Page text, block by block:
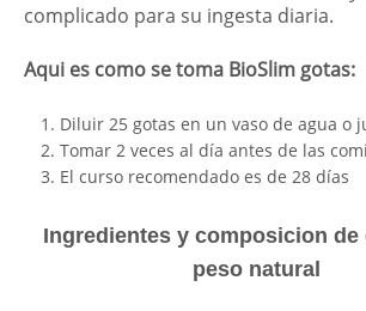
complicado para su ingesta diaria.
Aqui es como se toma BioSlim gotas:
Diluir 25 gotas en un vaso de agua o
Tomar 2 veces al día antes de las
El curso recomendado es de 28 días
Ingredientes y composicion
peso natural